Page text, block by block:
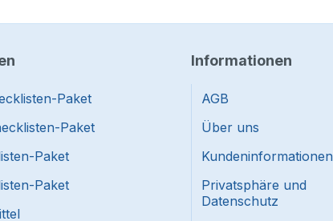
Paket
Paket
Paket
Paket
Informationen
AGB
Über uns
Kundeninformationen
Privatsphäre und
Datenschutz